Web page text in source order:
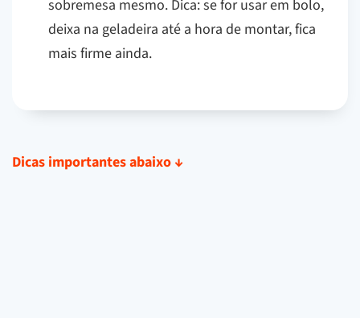
sobremesa mesmo. Dica: se for usar em bolo,
deixa na geladeira até a hora de montar, fica
mais firme ainda.
Dicas importantes abaixo ↓